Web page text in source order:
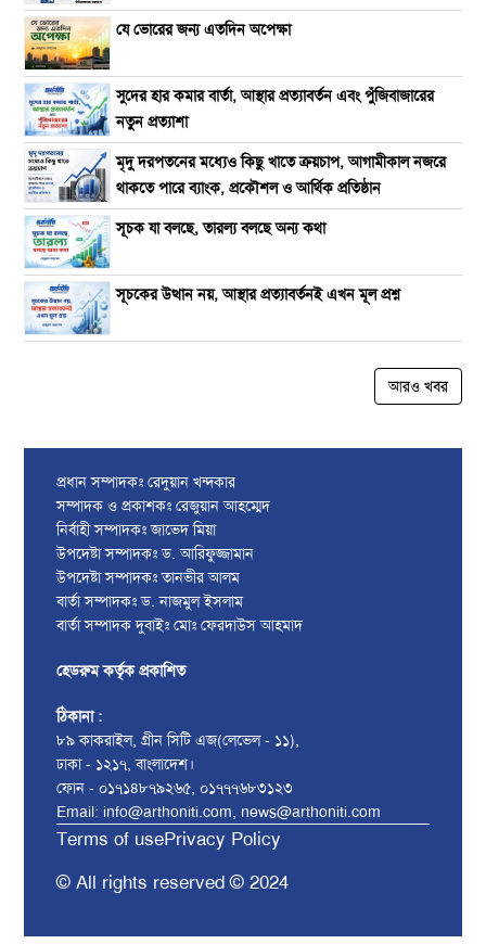
যে ভোরের জন্য এতদিন অপেক্ষা
সুদের হার কমার বার্তা, আস্থার প্রত্যাবর্তন এবং পুঁজিবাজারের
নতুন প্রত্যাশা
মৃদু দরপতনের মধ্যেও কিছু খাতে ক্রয়চাপ, আগামীকাল নজরে
থাকতে পারে ব্যাংক, প্রকৌশল ও আর্থিক প্রতিষ্ঠান
সূচক যা বলছে, তারল্য বলছে অন্য কথা
সূচকের উত্থান নয়, আস্থার প্রত্যাবর্তনই এখন মূল প্রশ্ন
আরও খবর
প্রধান সম্পাদকঃ রেদুয়ান খন্দকার
সম্পাদক ও প্রকাশকঃ রেজুয়ান আহম্মেদ
নির্বাহী সম্পাদকঃ জাভেদ মিয়া
উপদেষ্টা সম্পাদকঃ ড. আরিফুজ্জামান
উপদেষ্টা সম্পাদকঃ তানভীর আলম
বার্তা সম্পাদকঃ ড. নাজমুল ইসলাম
বার্তা সম্পাদক দুবাইঃ মোঃ ফেরদাউস আহমাদ
হেডরুম কর্তৃক প্রকাশিত
ঠিকানা :
৮৯ কাকরাইল, গ্রীন সিটি এজ(লেভেল - ১১),
ঢাকা - ১২১৭, বাংলাদেশ।
ফোন - ০১৭১৪৮৭৯২৬৫, ০১৭৭৭৬৮৩১২৩
Email: info@arthoniti.com, news@arthoniti.com
Terms of usePrivacy Policy
© All rights reserved © 2024